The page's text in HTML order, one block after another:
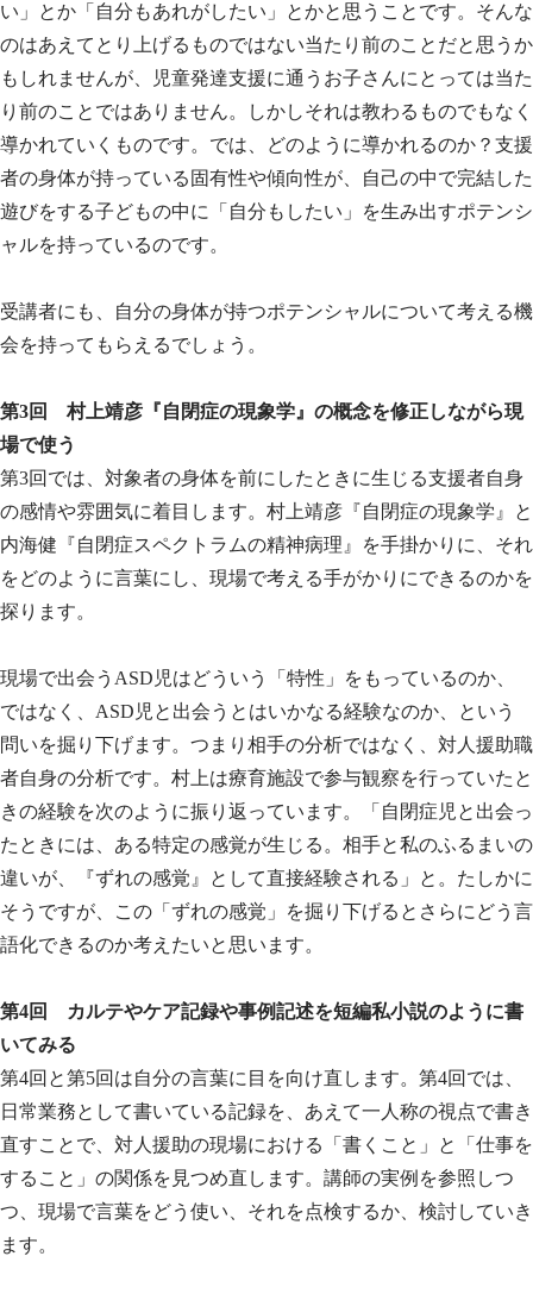
い」とか「自分もあれがしたい」とかと思うことです。そんな
のはあえてとり上げるものではない当たり前のことだと思うか
もしれませんが、児童発達支援に通うお子さんにとっては当た
り前のことではありません。しかしそれは教わるものでもなく
導かれていくものです。では、どのように導かれるのか？支援
者の身体が持っている固有性や傾向性が、自己の中で完結した
遊びをする子どもの中に「自分もしたい」を生み出すポテンシ
ャルを持っているのです。
受講者にも、自分の身体が持つポテンシャルについて考える機
会を持ってもらえるでしょう。
第3回 村上靖彦『自閉症の現象学』の概念を修正しながら現
場で使う
第3回では、対象者の身体を前にしたときに生じる支援者自身
の感情や雰囲気に着目します。村上靖彦『自閉症の現象学』と
内海健『自閉症スペクトラムの精神病理』を手掛かりに、それ
をどのように言葉にし、現場で考える手がかりにできるのかを
探ります。
現場で出会うASD児はどういう「特性」をもっているのか、
ではなく、ASD児と出会うとはいかなる経験なのか、という
問いを掘り下げます。つまり相手の分析ではなく、対人援助職
者自身の分析です。村上は療育施設で参与観察を行っていたと
きの経験を次のように振り返っています。「自閉症児と出会っ
たときには、ある特定の感覚が生じる。相手と私のふるまいの
違いが、『ずれの感覚』として直接経験される」と。たしかに
そうですが、この「ずれの感覚」を掘り下げるとさらにどう言
語化できるのか考えたいと思います。
第4回 カルテやケア記録や事例記述を短編私小説のように書
いてみる
第4回と第5回は自分の言葉に目を向け直します。第4回では、
日常業務として書いている記録を、あえて一人称の視点で書き
直すことで、対人援助の現場における「書くこと」と「仕事を
すること」の関係を見つめ直します。講師の実例を参照しつ
つ、現場で言葉をどう使い、それを点検するか、検討していき
ます。